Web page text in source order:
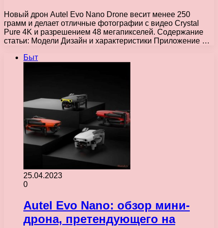
Новый дрон Autel Evo Nano Drone весит менее 250
грамм и делает отличные фотографии с видео Crystal
Pure 4K и разрешением 48 мегапикселей. Содержание
статьи: Модели Дизайн и характеристики Приложение …
Быт
25.04.2023
0
Autel Evo Nano: обзор мини-
дрона, претендующего на